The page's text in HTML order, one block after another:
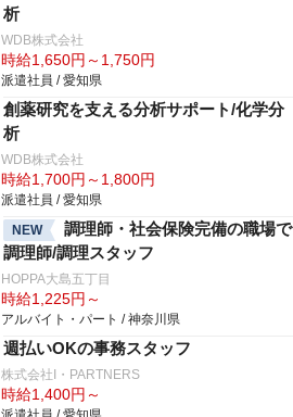
析
WDB株式会社
時給1,650円～1,750円
派遣社員 / 愛知県
創薬研究を支える分析サポート/化学分
析
WDB株式会社
時給1,700円～1,800円
派遣社員 / 愛知県
NEW
調理師・社会保険完備の職場で
調理師/調理スタッフ
HOPPA大島五丁目
時給1,225円～
アルバイト・パート / 神奈川県
週払いOKの事務スタッフ
株式会社I・PARTNERS
時給1,400円～